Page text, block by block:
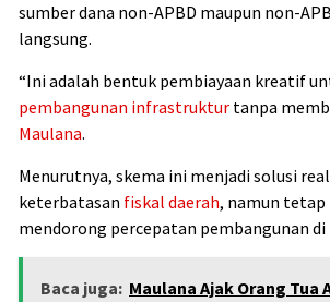
sumber dana non-APBD maupun non-
langsung.
“Ini adalah bentuk pembiayaan kreatif
pembangunan infrastruktur tanpa
Maulana.
Menurutnya, skema ini menjadi solusi
keterbatasan fiskal daerah, namun tetap
mendorong percepatan pembangunan
Baca juga: Maulana Ajak Orang Tua